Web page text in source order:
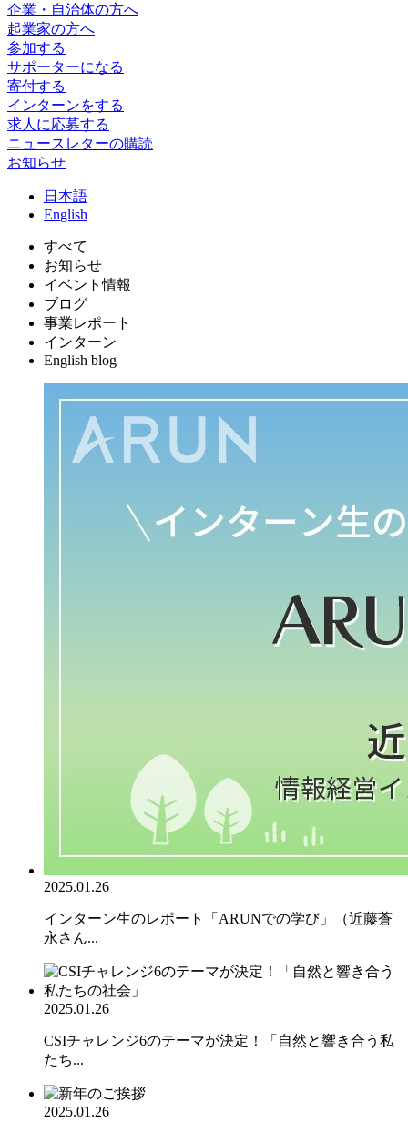
企業・自治体の方へ
起業家の方へ
参加する
サポーターになる
寄付する
インターンをする
求人に応募する
ニュースレターの購読
お知らせ
日 本語
English
すべて
お知らせ
イベント情報
ブログ
事業レポート
インターン
English blog
2025.01.26
インターン生のレポート「ARUNでの学び」（近藤蒼
永さん...
2025.01.26
CSIチャレンジ6のテーマが決定！「自然と響き合う私
たち...
2025.01.26